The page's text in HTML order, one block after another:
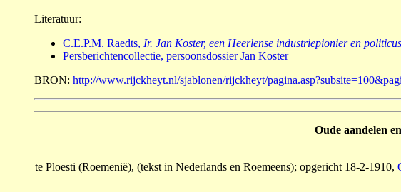
Literatuur:
C.E.P.M. Raedts, Ir. Jan Koster, een Heerlense industriepionier en politicus
Persberichtencollectie, persoonsdossier Jan Koster
BRON: http://www.rijckheyt.nl/sjablonen/rijckheyt/
Oude aandelen
te Ploesti (Roemenië), (tekst in Nederlands en Roemeens); opgericht 18-2-1910,